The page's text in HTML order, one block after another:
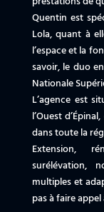
Quentin est
Lola, quant à
l’espace et la
savoir, le duo
Nationale
L’agence est
l’Ouest
dans toute la
Extension,
surélévation,
multiples et
pas à faire appel